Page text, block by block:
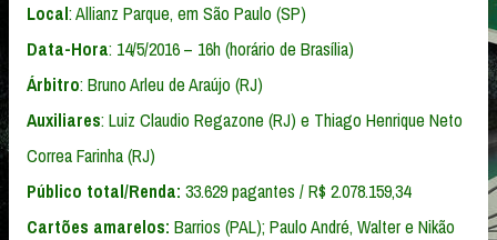
Local: Allianz Parque, em São Paulo (SP)
Data-Hora: 14/5/2016 – 16h (horário de Brasília)
Árbitro: Bruno Arleu de Araújo (RJ)
Auxiliares: Luiz Claudio Regazone (RJ) e Thiago Henrique Neto
Correa Farinha (RJ)
Público total/Renda: 33.629 pagantes / R$ 2.078.159,34
Cartões amarelos: Barrios (PAL); Paulo André, Walter e Nikão